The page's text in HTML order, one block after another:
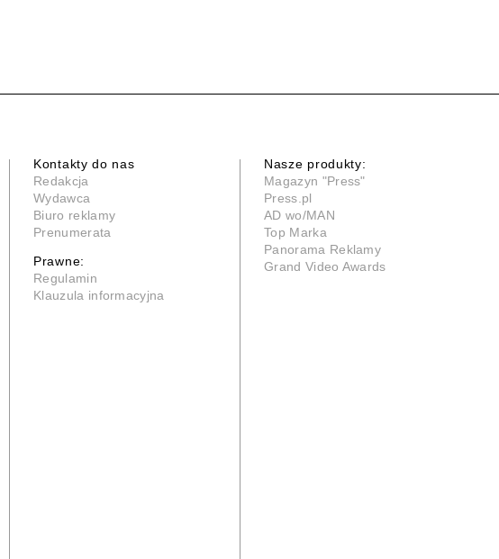
Kontakty do nas
Redakcja
Wydawca
Biuro reklamy
Prenumerata
Prawne:
Regulamin
Klauzula informacyjna
Nasze produkty:
Magazyn "Press"
Press.pl
AD wo/MAN
Top Marka
Panorama Reklamy
Grand Video Awards